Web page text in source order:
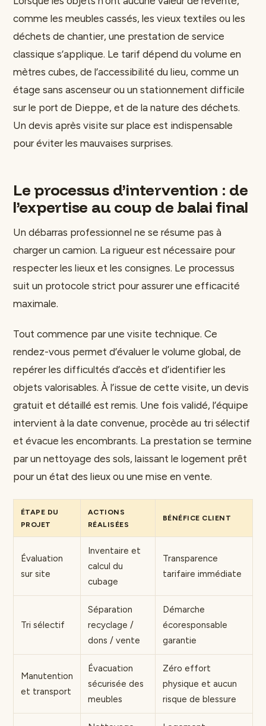
comme les meubles cassés, les vieux textiles ou les
déchets de chantier, une prestation de service
classique s’applique. Le tarif dépend du volume en
mètres cubes, de l’accessibilité du lieu, comme un
étage sans ascenseur ou un stationnement difficile
sur le port de Dieppe, et de la nature des déchets.
Un devis après visite sur place est indispensable
pour éviter les mauvaises surprises.
Le processus d’intervention : de
l’expertise au coup de balai final
Un débarras professionnel ne se résume pas à
charger un camion. La rigueur est nécessaire pour
respecter les lieux et les consignes. Le processus
suit un protocole strict pour assurer une efficacité
maximale.
Tout commence par une visite technique. Ce
rendez-vous permet d’évaluer le volume global, de
repérer les difficultés d’accès et d’identifier les
objets valorisables. À l’issue de cette visite, un devis
gratuit et détaillé est remis. Une fois validé, l’équipe
intervient à la date convenue, procède au tri sélectif
et évacue les encombrants. La prestation se termine
par un nettoyage des sols, laissant le logement prêt
pour un état des lieux ou une mise en vente.
ÉTAPE DU
PROJET
ACTIONS
RÉALISÉES
BÉNÉFICE CLIENT
Évaluation
sur site
Inventaire et
calcul du
cubage
Transparence
tarifaire immédiate
Tri sélectif
Séparation
recyclage /
dons / vente
Démarche
écoresponsable
garantie
Manutention
et transport
Évacuation
sécurisée des
meubles
Zéro effort
physique et aucun
risque de blessure